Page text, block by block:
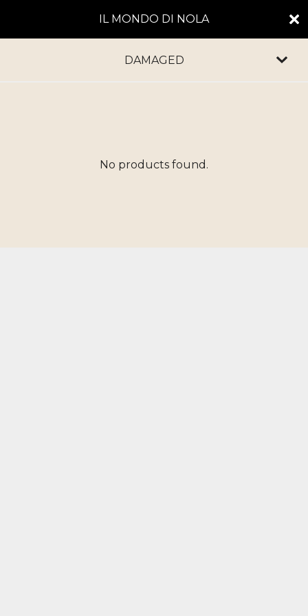
IL MONDO DI NOLA
DAMAGED
No products found.